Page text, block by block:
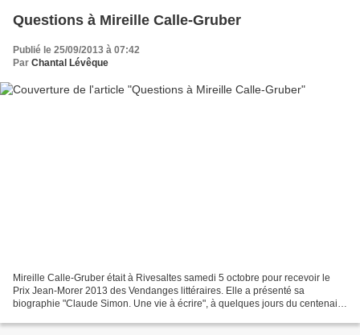
Questions à Mireille Calle-Gruber
Publié le 25/09/2013 à 07:42
Par Chantal Lévêque
Mireille Calle-Gruber était à Rivesaltes samedi 5 octobre pour recevoir le
Prix Jean-Morer 2013 des Vendanges littéraires. Elle a présenté sa
biographie "Claude Simon. Une vie à écrire", à quelques jours du centenaire